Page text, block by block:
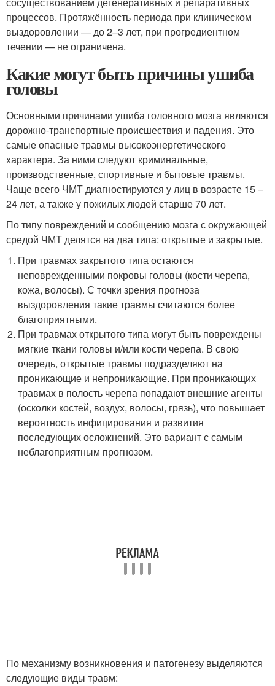
процессов. Протяжённость периода при клиническом
выздоровлении — до 2–3 лет, при прогредиентном
течении — не ограничена.
Какие могут быть причины ушиба
головы
Основными причинами ушиба головного мозга являются
дорожно-транспортные происшествия и падения. Это
самые опасные травмы высокоэнергетического
характера. За ними следуют криминальные,
производственные, спортивные и бытовые травмы.
Чаще всего ЧМТ диагностируются у лиц в возрасте 15 –
24 лет, а также у пожилых людей старше 70 лет.
По типу повреждений и сообщению мозга с окружающей
средой ЧМТ делятся на два типа: открытые и закрытые.
При травмах закрытого типа остаются
неповрежденными покровы головы (кости черепа,
кожа, волосы). С точки зрения прогноза
выздоровления такие травмы считаются более
благоприятными.
При травмах открытого типа могут быть повреждены
мягкие ткани головы и/или кости черепа. В свою
очередь, открытые травмы подразделяют на
проникающие и непроникающие. При проникающих
травмах в полость черепа попадают внешние агенты
(осколки костей, воздух, волосы, грязь), что повышает
вероятность инфицирования и развития
последующих осложнений. Это вариант с самым
неблагоприятным прогнозом.
По механизму возникновения и патогенезу выделяются
следующие виды травм: